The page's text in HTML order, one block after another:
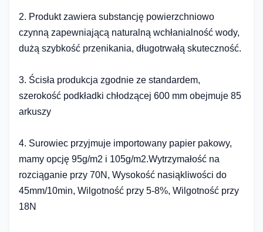
2. Produkt zawiera substancję powierzchniowo
czynną zapewniającą naturalną wchłanialność wody,
dużą szybkość przenikania, długotrwałą skuteczność.
3. Ścisła produkcja zgodnie ze standardem,
szerokość podkładki chłodzącej 600 mm obejmuje 85
arkuszy
4. Surowiec przyjmuje importowany papier pakowy,
mamy opcję 95g/m2 i 105g/m2.Wytrzymałość na
rozciąganie przy 70N, Wysokość nasiąkliwości do
45mm/10min, Wilgotność przy 5-8%, Wilgotność przy
18N